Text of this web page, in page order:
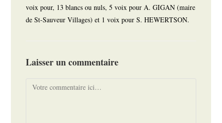
voix pour, 13 blancs ou nuls, 5 voix pour A. GIGAN (maire
de St-Sauveur Villages) et 1 voix pour S. HEWERTSON.
Laisser un commentaire
Comment